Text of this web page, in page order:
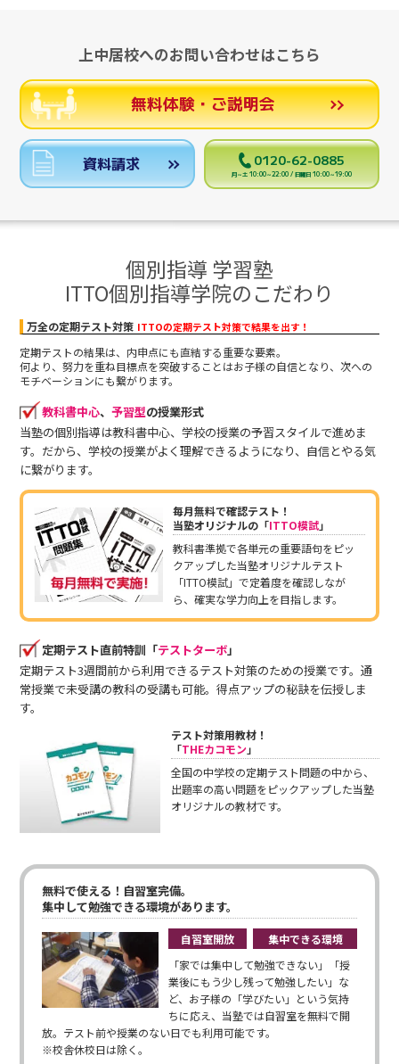
上中居校へのお問い合わせはこちら
無料体験・ご説明会
資料請求 0120-62-0885
月～土 10:00～22:00 / 日曜日 10:00～19:00
個別指導 学習塾
ITTO個別指導学院のこだわり
万全の定期テスト対策 ITTOの定期テスト対策で結果を出す！
定期テストの結果は、内申点にも直結する重要な要素。
何より、努力を重ね目標点を突破することはお子様の自信となり、次への
モチベーションにも繋がります。
教科書中心、 予習型の授業形式
当塾の個別指導は教科書中心、学校の授業の予習スタイルで進めま
す。だから、学校の授業がよく理解できるようになり、自信とやる気
に繋がります。
毎月無料で確認テスト！
当塾オリジナルの「ITTO模試」
教科書準拠で各単元の重要語句をピッ
クアップした当塾オリジナルテスト
「ITTO模試」で定着度を確認しなが
ら、確実な学力向上を目指します。
定期テスト直前特訓「テストターボ」
定期テスト3週間前から利用できるテスト対策のための授業です。通
常授業で未受講の教科の受講も可能。得点アップの秘訣を伝授しま
す。
テスト対策用教材！
「THEカコモン」
全国の中学校の定期テスト問題の中から、
出題率の高い問題をピックアップした当塾
オリジナルの教材です。
無料で使える！自習室完備。
集中して勉強できる環境があります。
自習室開放
集中できる環境
「家では集中して勉強できない」「授
業後にもう少し残って勉強したい」な
ど、お子様の「学びたい」という気持
ちに応え、当塾では自習室を無料で開
放。テスト前や授業のない日でも利用可能です。
※校舎休校日は除く。